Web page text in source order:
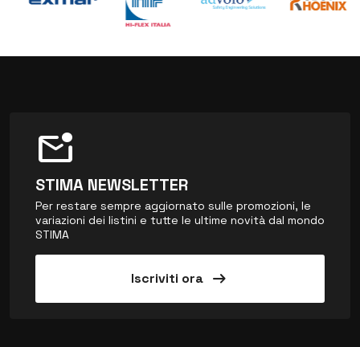
mark_email_unread
STIMA NEWSLETTER
Per restare sempre aggiornato sulle promozioni, le
variazioni dei listini e tutte le ultime novità dal mondo
STIMA
Iscriviti ora arrow_right_alt